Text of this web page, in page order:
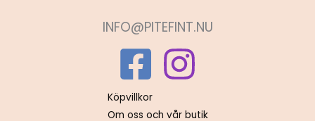
INFO@PITEFINT.NU
Köpvillkor
Om oss och vår butik